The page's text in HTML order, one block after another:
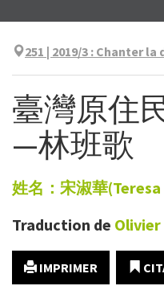
251 | 2019/3 : Chanter la
臺灣原住
—林班歌
姓名：宋淑華(Teresa
Traduction de Olivier
IMPRIMER